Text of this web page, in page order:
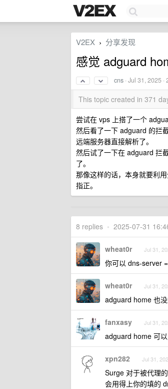
V2EX › 分享发现
感觉 adguard
cns ·Jul 31, 2025
This topic created in 371
尝试在 vps 上搭了一个
然后看了一下 adguard 的拦
远端服务器直接解析了。
然后试了一下在 adguard 拦
了。
那像这样的话，本身就要利
指正。
8 replies • 2025-07-31
wheat0r Jul 31,
你可以 dns-server
wheat0r Jul 31,
adguard home 也
fanxasy Jul 31,
adguard home 可
xpn282 Jul 31,
Surge 对于被代理
会用得上你的填的